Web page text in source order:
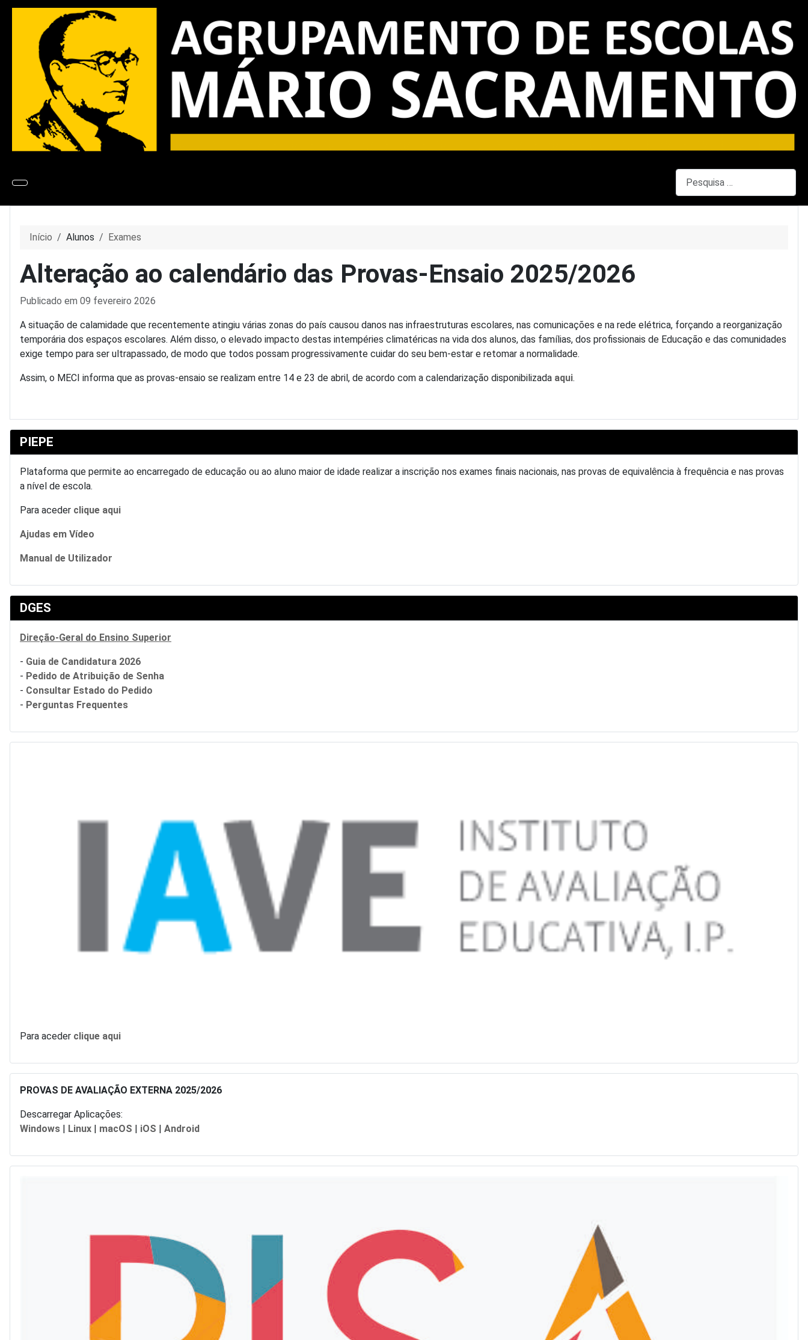
Início Alunos Exames
Alteração ao calendário das Provas-Ensaio 2025/2026
Detalhes
Publicado em 09 fevereiro 2026
A situação de calamidade que recentemente atingiu várias zonas do país causou danos nas infraestruturas escolares, nas comunicações e na rede elétrica, forçando a reorganização
temporária dos espaços escolares. Além disso, o elevado impacto destas intempéries climatéricas na vida dos alunos, das famílias, dos profissionais de Educação e das comunidades
exige tempo para ser ultrapassado, de modo que todos possam progressivamente cuidar do seu bem-estar e retomar a normalidade.
Assim, o MECI informa que as provas-ensaio se realizam entre 14 e 23 de abril, de acordo com a calendarização disponibilizada aqui.
PIEPE
Plataforma que permite ao encarregado de educação ou ao aluno maior de idade realizar a inscrição nos exames finais nacionais, nas provas de equivalência à frequência e nas provas
a nível de escola.
Para aceder clique aqui
Ajudas em Vídeo
Manual de Utilizador
DGES
Direção-Geral do Ensino Superior
- Guia de Candidatura 2026
- Pedido de Atribuição de Senha
- Consultar Estado do Pedido
- Perguntas Frequentes
Para aceder clique aqui
PROVAS DE AVALIAÇÃO EXTERNA 2025/2026
Descarregar Aplicações:
Windows | Linux | macOS | iOS | Android